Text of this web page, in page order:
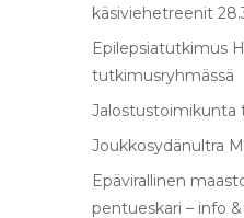
käsiviehetreenit
Epilepsiatutkimus
tutkimusryhmässä
Jalostustoimikunta
Joukkosydänultra
Epävirallinen
pentueskari – info